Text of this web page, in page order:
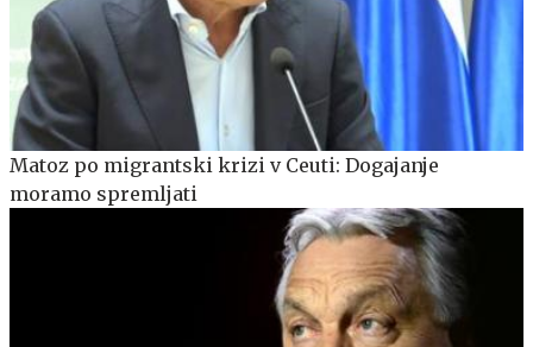
Matoz po migrantski krizi v Ceuti: Dogajanje
moramo spremljati